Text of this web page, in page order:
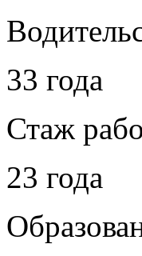
33 года
Стаж
23 года